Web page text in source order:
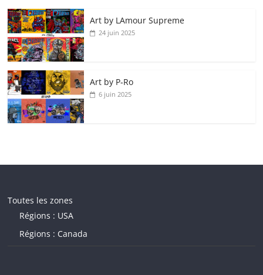
Art by LAmour Supreme
24 juin 2025
Art by P‑Ro
6 juin 2025
Toutes les zones
Régions : USA
Régions : Canada